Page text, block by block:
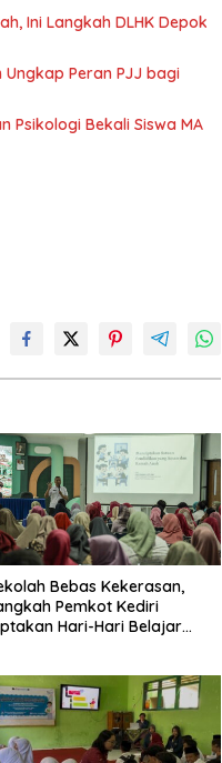
Ini Langkah DLHK Depok
Peran PJJ bagi
Psikologi Bekali Siswa MA
Bebas Kekerasan,
Pemkot Kediri
Hari-Hari Belajar